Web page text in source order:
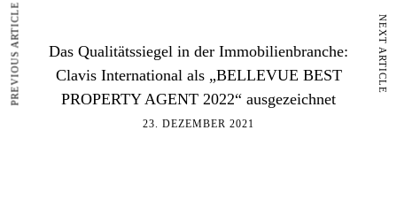
Das Qualitätssiegel in der Immobilienbranche:
Clavis International als „BELLEVUE BEST
PROPERTY AGENT 2022“ ausgezeichnet
23. DEZEMBER 2021
PREVIOUS ARTICLE NEXT ARTICLE